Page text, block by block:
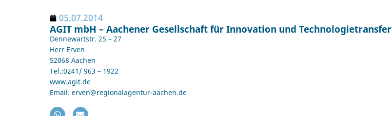
05.07.2014
AGIT mbH – Aachener Gesellschaft für Innovation und Technologietransfer
Dennewartstr. 25 – 27
Herr Erven
52068 Aachen
Tel.:0241/ 963 – 1922
www.agit.de
Email: erven@regionalagentur-aachen.de